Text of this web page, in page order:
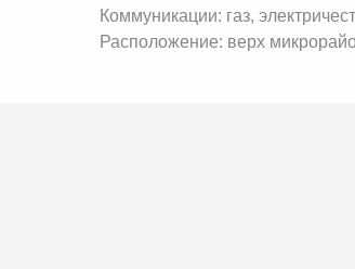
Коммуникации: газ,
Расположение: верх